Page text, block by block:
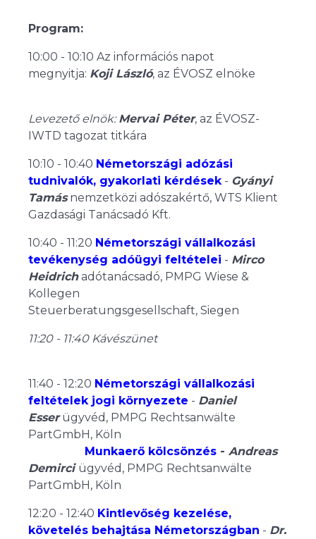
Program:
10:00 - 10:10 Az információs napot
megnyitja: Koji László, az ÉVOSZ elnöke
Levezető elnök:Mervai Péter, az ÉVOSZ-
IWTD tagozat titkára
10:10 - 10:40 Németországi adózási
tudnivalók, gyakorlati kérdések - Gyányi
Tamásnemzetközi adószakértő, WTS Klient
Gazdasági Tanácsadó Kft.
10:40 - 11:20 Németországi vállalkozási
tevékenység adóügyi feltételei - Mirco
Heidrichadótanácsadó, PMPG Wiese &
Kollegen
Steuerberatungsgesellschaft, Siegen
11:20 - 11:40 Kávészünet
11:40 - 12:20 Németországi vállalkozási
feltételek jogi környezete - Daniel
Esserügyvéd, PMPG Rechtsanwälte
PartGmbH, Köln
Munkaerő kölcsönzés - Andreas
Demirci ügyvéd, PMPG Rechtsanwälte
PartGmbH, Köln
12:20 - 12:40 Kintlevőség kezelése,
követelés behajtása Németországban - Dr.